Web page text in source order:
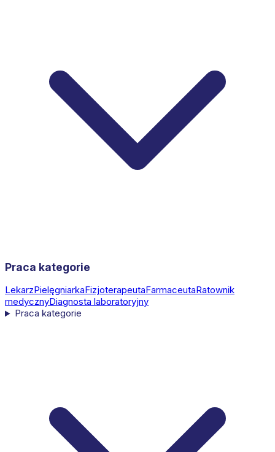
Praca kategorie
LekarzPielęgniarkaFizjoterapeutaFarmaceutaRatownik
medycznyDiagnosta laboratoryjny
Praca kategorie